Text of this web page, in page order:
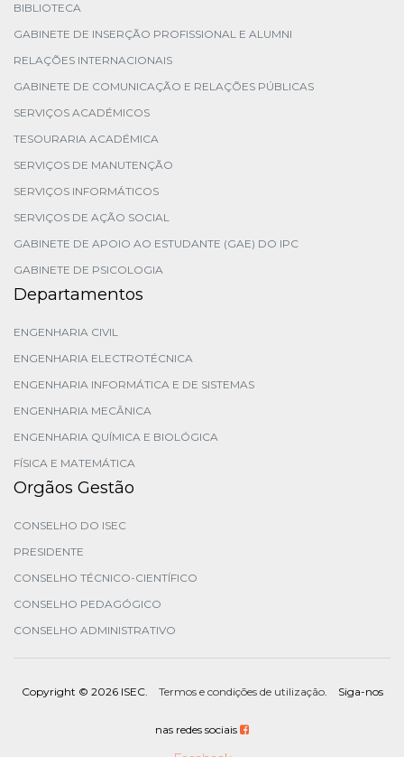
BIBLIOTECA
GABINETE DE INSERÇÃO PROFISSIONAL E ALUMNI
RELAÇÕES INTERNACIONAIS
GABINETE DE COMUNICAÇÃO E RELAÇÕES PÚBLICAS
SERVIÇOS ACADÉMICOS
TESOURARIA ACADÉMICA
SERVIÇOS DE MANUTENÇÃO
SERVIÇOS INFORMÁTICOS
SERVIÇOS DE AÇÃO SOCIAL
GABINETE DE APOIO AO ESTUDANTE (GAE) DO IPC
GABINETE DE PSICOLOGIA
Departamentos
ENGENHARIA CIVIL
ENGENHARIA ELECTROTÉCNICA
ENGENHARIA INFORMÁTICA E DE SISTEMAS
ENGENHARIA MECÂNICA
ENGENHARIA QUÍMICA E BIOLÓGICA
FÍSICA E MATEMÁTICA
Orgãos Gestão
CONSELHO DO ISEC
PRESIDENTE
CONSELHO TÉCNICO-CIENTÍFICO
CONSELHO PEDAGÓGICO
CONSELHO ADMINISTRATIVO
Copyright © 2026 ISEC. Termos e condições de utilização. Siga-nos
nas redes sociais